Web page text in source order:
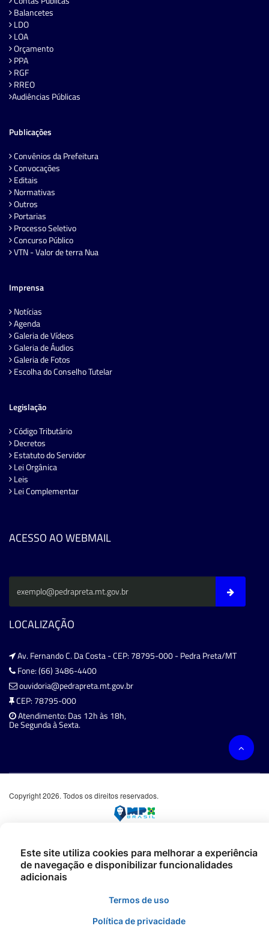
Balancetes
LDO
LOA
Orçamento
PPA
RGF
RREO
Audiências Públicas
Publicações
Convênios da Prefeitura
Convocações
Editais
Normativas
Outros
Portarias
Processo Seletivo
Concurso Público
VTN - Valor de terra Nua
Imprensa
Notícias
Agenda
Galeria de Vídeos
Galeria de Áudios
Galeria de Fotos
Escolha do Conselho Tutelar
Legislação
Código Tributário
Decretos
Estatuto do Servidor
Lei Orgânica
Leis
Lei Complementar
ACESSO AO WEBMAIL
LOCALIZAÇÃO
Av. Fernando C. Da Costa - CEP: 78795-000 - Pedra Preta/MT
Fone: (66) 3486-4400
ouvidoria@pedrapreta.mt.gov.br
CEP: 78795-000
Atendimento: Das 12h às 18h,
De Segunda à Sexta.
Copyright 2026. Todos os direitos reservados.
Este site utiliza cookies para melhorar a experiência
de navegação e disponibilizar funcionalidades
adicionais
Termos de uso
Política de privacidade